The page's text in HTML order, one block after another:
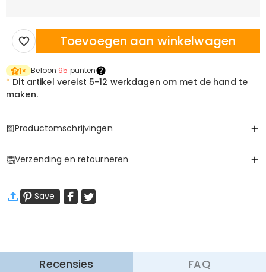
Toevoegen aan winkelwagen
1× Beloon 95 punten
* Dit artikel vereist 5-12 werkdagen om met de hand te
maken.
Productomschrijvingen
Verzending en retourneren
Wij willen dat u zich comfortabel en zeker voelt tijdens het
Save
Recensies FAQ